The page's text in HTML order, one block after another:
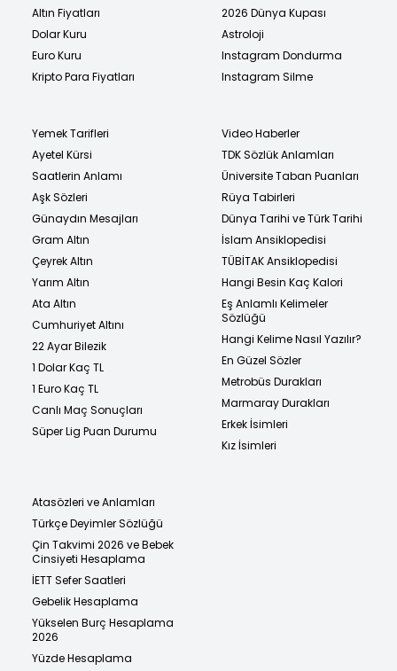
Altın Fiyatları
Dolar Kuru
Euro Kuru
Kripto Para Fiyatları
2026 Dünya Kupası
Astroloji
Instagram Dondurma
Instagram Silme
Yemek Tarifleri
Ayetel Kürsi
Saatlerin Anlamı
Aşk Sözleri
Günaydın Mesajları
Gram Altın
Çeyrek Altın
Yarım Altın
Ata Altın
Cumhuriyet Altını
22 Ayar Bilezik
1 Dolar Kaç TL
1 Euro Kaç TL
Canlı Maç Sonuçları
Süper Lig Puan Durumu
Video Haberler
TDK Sözlük Anlamları
Üniversite Taban Puanları
Rüya Tabirleri
Dünya Tarihi ve Türk Tarihi
İslam Ansiklopedisi
TÜBİTAK Ansiklopedisi
Hangi Besin Kaç Kalori
Eş Anlamlı Kelimeler
Sözlüğü
Hangi Kelime Nasıl Yazılır?
En Güzel Sözler
Metrobüs Durakları
Marmaray Durakları
Erkek İsimleri
Kız İsimleri
Atasözleri ve Anlamları
Türkçe Deyimler Sözlüğü
Çin Takvimi 2026 ve Bebek
Cinsiyeti Hesaplama
İETT Sefer Saatleri
Gebelik Hesaplama
Yükselen Burç Hesaplama
2026
Yüzde Hesaplama